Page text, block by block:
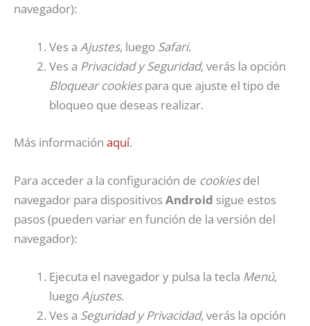
navegador):
Ves a Ajustes, luego Safari.
Ves a Privacidad y Seguridad, verás la opción
Bloquear cookiespara que ajuste el tipo de
bloqueo que deseas realizar.
Más información aquí.
Para acceder a la configuración de cookiesdel
navegador para dispositivosAndroid sigue estos
pasos (pueden variar en función de la versión del
navegador):
Ejecuta el navegador y pulsa la tecla Menú,
luegoAjustes.
Ves a Seguridad y Privacidad, verás la opción